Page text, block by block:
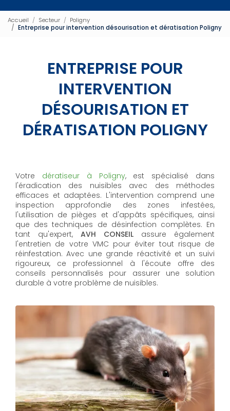
Accueil Secteur
Poligny
Entreprise pour intervention désourisation et dératisation Poligny
ENTREPRISE POUR
INTERVENTION
DÉSOURISATION ET
DÉRATISATION POLIGNY
Votre dératiseur à Poligny, est spécialisé dans
l'éradication des nuisibles avec des méthodes
efficaces et adaptées. L'intervention comprend une
inspection approfondie des zones infestées,
l'utilisation de pièges et d'appâts spécifiques, ainsi
que des techniques de désinfection complètes. En
tant qu'expert, AVH CONSEIL assure également
l'entretien de votre VMC pour éviter tout risque de
réinfestation. Avec une grande réactivité et un suivi
rigoureux, ce professionnel à l'écoute offre des
conseils personnalisés pour assurer une solution
durable à votre problème de nuisibles.